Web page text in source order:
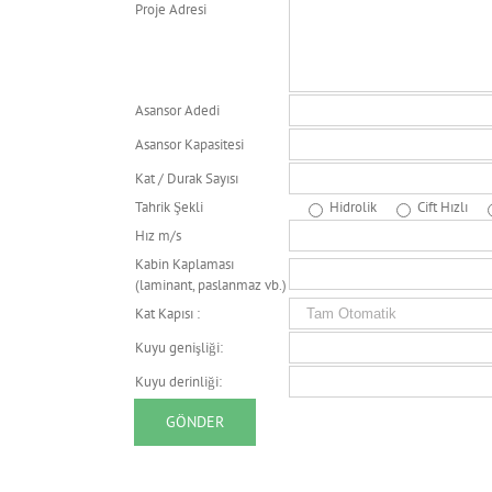
Proje Adresi
Asansor Adedi
Asansor Kapasitesi
Kat / Durak Sayısı
Tahrik Şekli
Hidrolik Cift Hızlı
Hız m/s
Kabin Kaplaması
(laminant, paslanmaz vb.)
Kat Kapısı :
Kuyu genişliği:
Kuyu derinliği: